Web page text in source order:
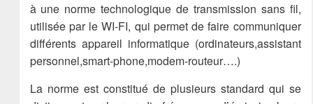
à une norme technologique de transmission sans fil,
utilisée par le WI-FI, qui permet de faire communiquer
différents appareil informatique (ordinateurs,assistant
personnel,smart-phone,modem-routeur….)
La norme est constitué de plusieurs standard qui se